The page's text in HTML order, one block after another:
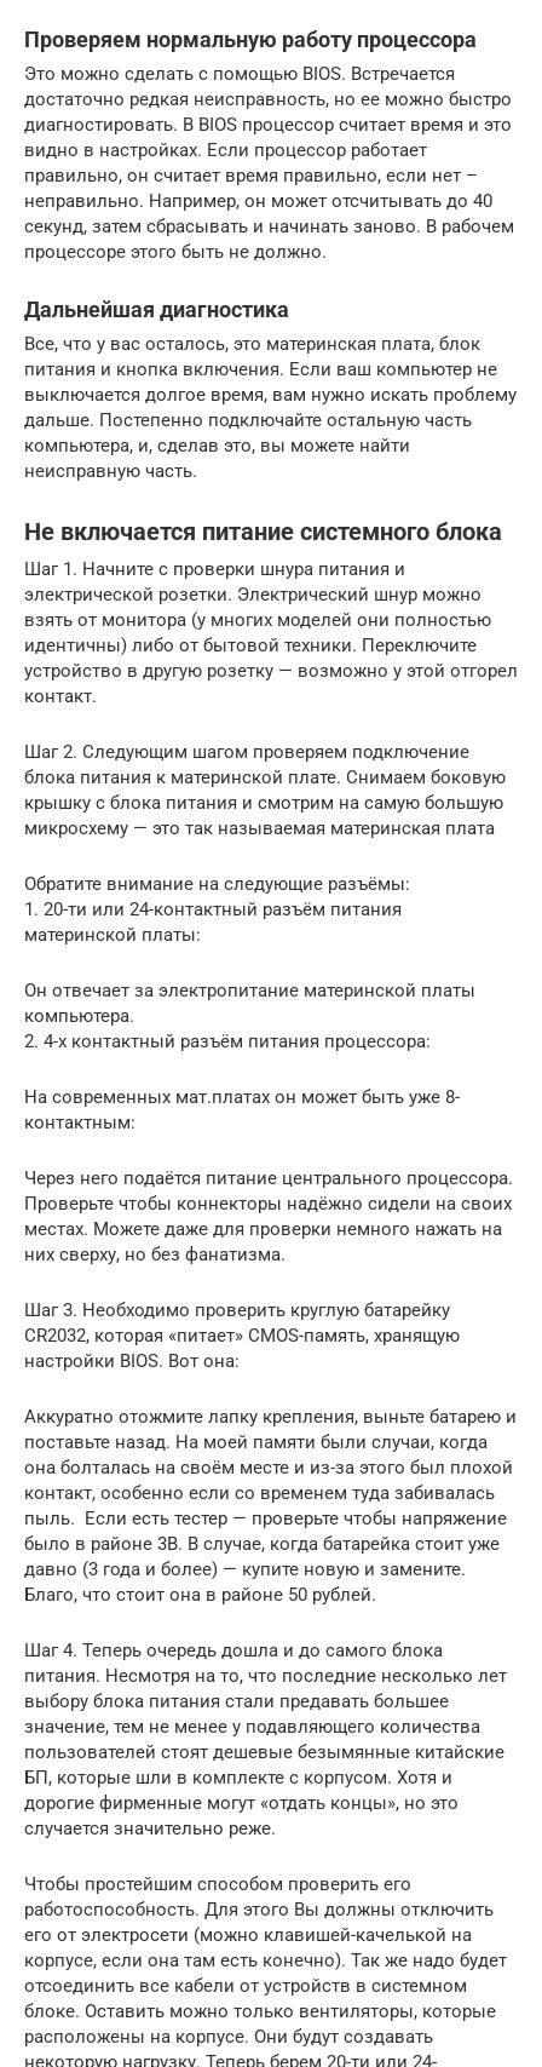
Проверяем нормальную работу процессора
Это можно сделать с помощью BIOS. Встречается
достаточно редкая неисправность, но ее можно быстро
диагностировать. В BIOS процессор считает время и это
видно в настройках. Если процессор работает
правильно, он считает время правильно, если нет –
неправильно. Например, он может отсчитывать до 40
секунд, затем сбрасывать и начинать заново. В рабочем
процессоре этого быть не должно.
Дальнейшая диагностика
Все, что у вас осталось, это материнская плата, блок
питания и кнопка включения. Если ваш компьютер не
выключается долгое время, вам нужно искать проблему
дальше. Постепенно подключайте остальную часть
компьютера, и, сделав это, вы можете найти
неисправную часть.
Не включается питание системного блока
Шаг 1. Начните с проверки шнура питания и
электрической розетки. Электрический шнур можно
взять от монитора (у многих моделей они полностью
идентичны) либо от бытовой техники. Переключите
устройство в другую розетку — возможно у этой отгорел
контакт.
Шаг 2. Следующим шагом проверяем подключение
блока питания к материнской плате. Снимаем боковую
крышку с блока питания и смотрим на самую большую
микросхему — это так называемая материнская плата
Обратите внимание на следующие разъёмы:
1. 20-ти или 24-контактный разъём питания
материнской платы:
Он отвечает за электропитание материнской платы
компьютера.
2. 4-х контактный разъём питания процессора:
На современных мат.платах он может быть уже 8-
контактным:
Через него подаётся питание центрального процессора.
Проверьте чтобы коннекторы надёжно сидели на своих
местах. Можете даже для проверки немного нажать на
них сверху, но без фанатизма.
Шаг 3. Необходимо проверить круглую батарейку
CR2032, которая «питает» CMOS-память, хранящую
настройки BIOS. Вот она:
Аккуратно отожмите лапку крепления, выньте батарею и
поставьте назад. На моей памяти были случаи, когда
она болталась на своём месте и из-за этого был плохой
контакт, особенно если со временем туда забивалась
пыль. Если есть тестер — проверьте чтобы напряжение
было в районе 3В. В случае, когда батарейка стоит уже
давно (3 года и более) — купите новую и замените.
Благо, что стоит она в районе 50 рублей.
Шаг 4. Теперь очередь дошла и до самого блока
питания. Несмотря на то, что последние несколько лет
выбору блока питания стали предавать большее
значение, тем не менее у подавляющего количества
пользователей стоят дешевые безымянные китайские
БП, которые шли в комплекте с корпусом. Хотя и
дорогие фирменные могут «отдать концы», но это
случается значительно реже.
Чтобы простейшим способом проверить его
работоспособность. Для этого Вы должны отключить
его от электросети (можно клавишей-качелькой на
корпусе, если она там есть конечно). Так же надо будет
отсоединить все кабели от устройств в системном
блоке. Оставить можно только вентиляторы, которые
расположены на корпусе. Они будут создавать
некоторую нагрузку. Теперь берем 20-ти или 24-